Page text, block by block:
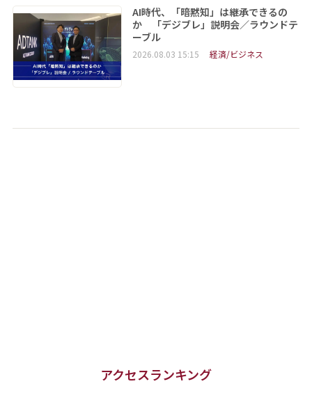
AI時代、「暗黙知」は継承できるの
か 「デジブレ」説明会／ラウンドテ
ーブル
2026.08.03 15:15 経済/ビジネス
アクセスランキング